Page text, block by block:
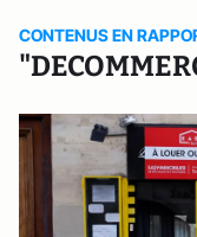
CONTENUS EN